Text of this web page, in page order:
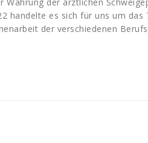
der ärztlichen
handelte es sich für uns um
der verschiedenen